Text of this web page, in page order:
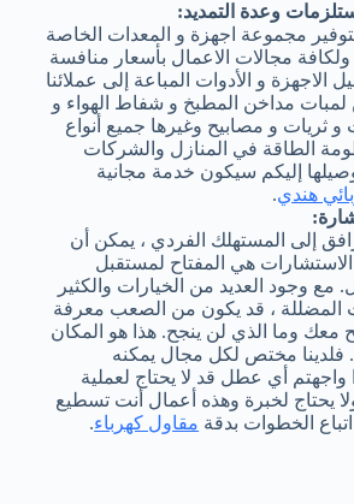
وعدة التمديد:
مجموعة اجهزة و المعدات الخاصة
ولكافة مجالات الاعمال بأسعار منافسة
الاجهزة و الأدوات المباعة إلى عملائنا
لمبات مداخن المطبخ و شفاط الهواء و
و ثريات و مصابيح وغيرها جميع أنواع
الطاقة في المنازل والشركات
إليكم سيكون خدمة مجانية
هندي.
إلى المستهلك الفردي ، يمكن أن
هي المفتاح لمستقبل
مع وجود العديد من الخيارات والكثير
المضللة ، قد يكون من الصعب معرفة
معك وما الذي لن ينجح. هذا هو المكان
فلدينا مختص لكل مجال يمكنه
واجهتم أي عطل قد لا يحتاج لعملية
يحتاج لخبرة وهذه أعمال أنت تسطيع
اتباع الخطوات بدقة مقاول كهرباء.